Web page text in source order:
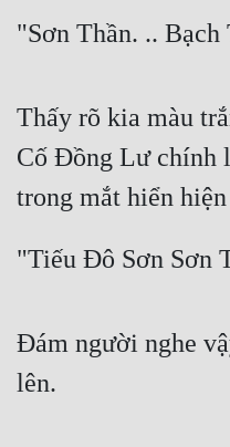
"Sơn Thần. ..
Thấy rõ kia màu
Cố Đồng Lư chính
trong mắt hiển
"Tiếu Đô Sơn Sơn
Đám người nghe
lên.